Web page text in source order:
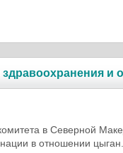
и
в Северной
в отношении цыган.